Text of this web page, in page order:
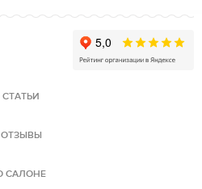
СТАТЬИ
ОТЗЫВЫ
САЛОНЕ